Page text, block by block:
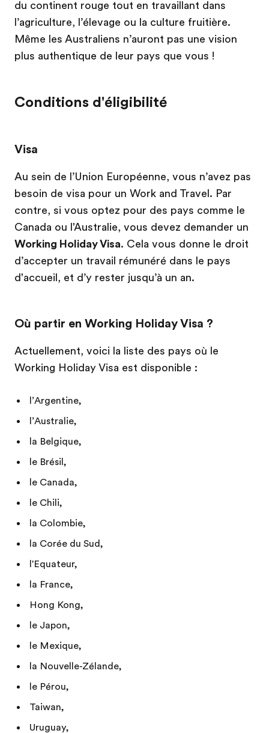
du continent rouge tout en travaillant dans
l’agriculture, l’élevage ou la culture fruitière.
Même les Australiens n’auront pas une vision
plus authentique de leur pays que vous !
Conditions d'éligibilité
Visa
Au sein de l’Union Européenne, vous n’avez pas
besoin de visa pour un Work and Travel. Par
contre, si vous optez pour des pays comme le
Canada ou l'Australie, vous devez demander un
Working Holiday Visa. Cela vous donne le droit
d’accepter un travail rémunéré dans le pays
d'accueil, et d’y rester jusqu’à un an.
Où partir en Working Holiday Visa ?
Actuellement, voici la liste des pays où le
Working Holiday Visa est disponible :
l’Argentine,
l’Australie,
la Belgique,
le Brésil,
le Canada,
le Chili,
la Colombie,
la Corée du Sud,
l'Equateur,
la France,
Hong Kong,
le Japon,
le Mexique,
la Nouvelle-Zélande,
le Pérou,
Taiwan,
Uruguay,